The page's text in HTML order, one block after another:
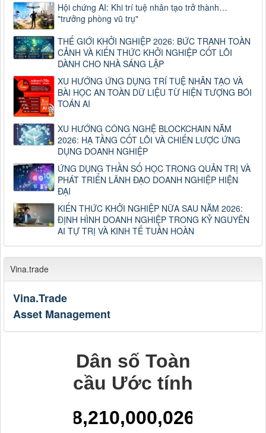
Hội chứng AI: Khi trí tuệ nhân tạo trở thành…
"trưởng phòng vũ trụ"
THẾ GIỚI KHỞI NGHIỆP 2026: BỨC TRANH TOÀN
CẢNH VÀ KIẾN THỨC KHỞI NGHIỆP CỐT LÕI
DÀNH CHO NHÀ SÁNG LẬP
XU HƯỚNG ỨNG DỤNG TRÍ TUỆ NHÂN TẠO VÀ
BÀI HỌC AN TOÀN DỮ LIỆU TỪ HIỆN TƯỢNG BÓI
TOÁN AI
XU HƯỚNG CÔNG NGHỆ BLOCKCHAIN NĂM
2026: HẠ TẦNG CỐT LÕI VÀ CHIẾN LƯỢC ỨNG
DỤNG DOANH NGHIỆP
ỨNG DỤNG THẦN SỐ HỌC TRONG QUẢN TRỊ VÀ
PHÁT TRIỂN LÃNH ĐẠO DOANH NGHIỆP HIỆN
ĐẠI
KIẾN THỨC KHỞI NGHIỆP NỮA SAU NĂM 2026:
ĐỊNH HÌNH DOANH NGHIỆP TRONG KỶ NGUYÊN
AI TỰ TRỊ VÀ KINH TẾ TUẦN HOÀN
Vina.trade
Vina.Trade
Asset Management